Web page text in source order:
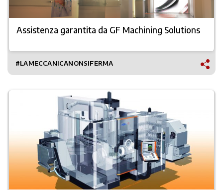
Assistenza garantita da GF Machining Solutions
#LAMECCANICANONSIFERMA